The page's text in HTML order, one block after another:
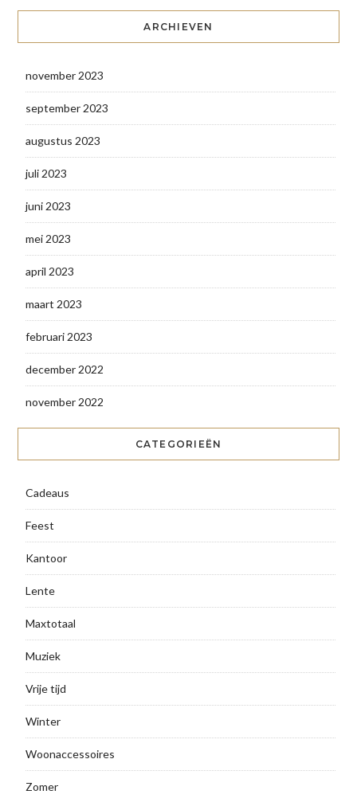
ARCHIEVEN
november 2023
september 2023
augustus 2023
juli 2023
juni 2023
mei 2023
april 2023
maart 2023
februari 2023
december 2022
november 2022
CATEGORIEËN
Cadeaus
Feest
Kantoor
Lente
Maxtotaal
Muziek
Vrije tijd
Winter
Woonaccessoires
Zomer